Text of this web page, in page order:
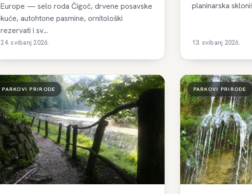
Europe — selo roda Čigoč, drvene posavske
kuće, autohtone pasmine, ornitološki
rezervati i sv...
24. svibanj 2026.
planinarska
13. svibanj 2026.
PARKOVI PRIRODE PARKOVI PRIRODE